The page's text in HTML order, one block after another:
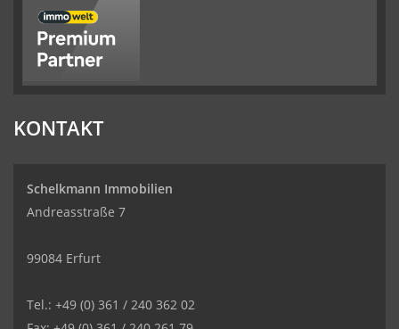
KONTAKT
Schelkmann Immobilien
Andreasstraße 7
99084 Erfurt
Tel.: +49 (0) 361 / 240 362 02